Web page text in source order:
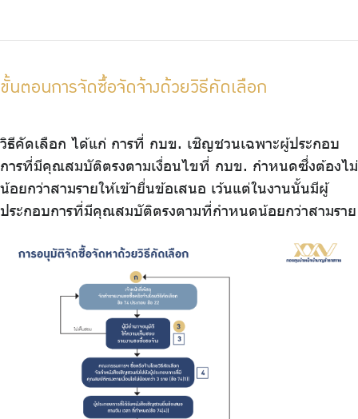
ขั้นตอนการจัดซื้อจัดจ้างด้วยวิธีคัดเลือก
วิธีคัดเลือก ได้แก่ การที่ กบข. เชิญชวนเฉพาะผู้ประกอบ
การที่มีคุณสมบัติตรงตามเงื่อนไขที่ กบข. กำหนดซึ่งต้องไม่
น้อยกว่าสามรายให้เข้ายื่นข้อเสนอ เว้นแต่ในงานนั้นมีผู้
ประกอบการที่มีคุณสมบัติตรงตามที่กำหนดน้อยกว่าสามราย